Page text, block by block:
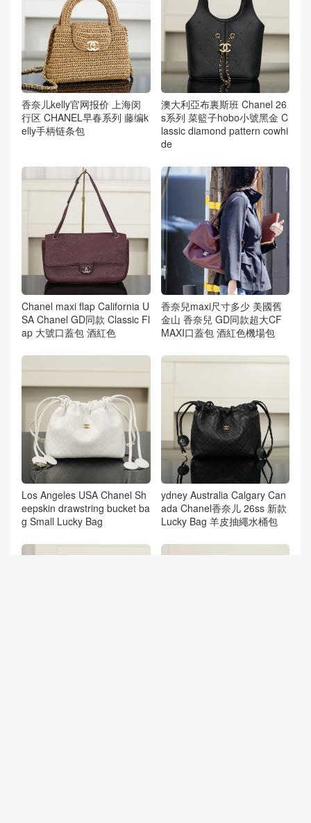
香奈儿kelly官网报价 上海闵
行区 CHANEL早春系列 藤编k
elly手柄链条包
澳大利亞布裏斯班 Chanel 26
s系列 菜籃子hobo小號黑金 C
lassic diamond pattern cowhi
de
Chanel maxi flap California U
SA Chanel GD同款 Classic Fl
ap 大號口蓋包 酒紅色
香奈兒maxi尺寸多少 美國舊
金山 香奈兒 GD同款超大CF
MAXI口蓋包 酒紅色機場包
Los Angeles USA Chanel Sh
eepskin drawstring bucket ba
g Small Lucky Bag
ydney Australia Calgary Can
ada Chanel香奈儿 26ss 新款
Lucky Bag 羊皮抽繩水桶包